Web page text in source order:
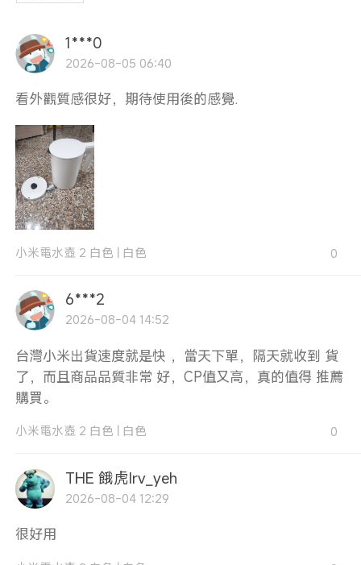
1***0
2026-08-05 06:40
看外觀質感很好，期待使用後的感覺.
小米電水壺 2 白色 | 白色 0
6***2
2026-08-04 14:52
台灣小米出貨速度就是快 ，當天下單，隔天就收到 貨
了，而且商品品質非常 好，CP值又高，真的值得 推薦
購買。
小米電水壺 2 白色 | 白色 0
THE 餓虎Irv_yeh
2026-08-04 12:29
很好用